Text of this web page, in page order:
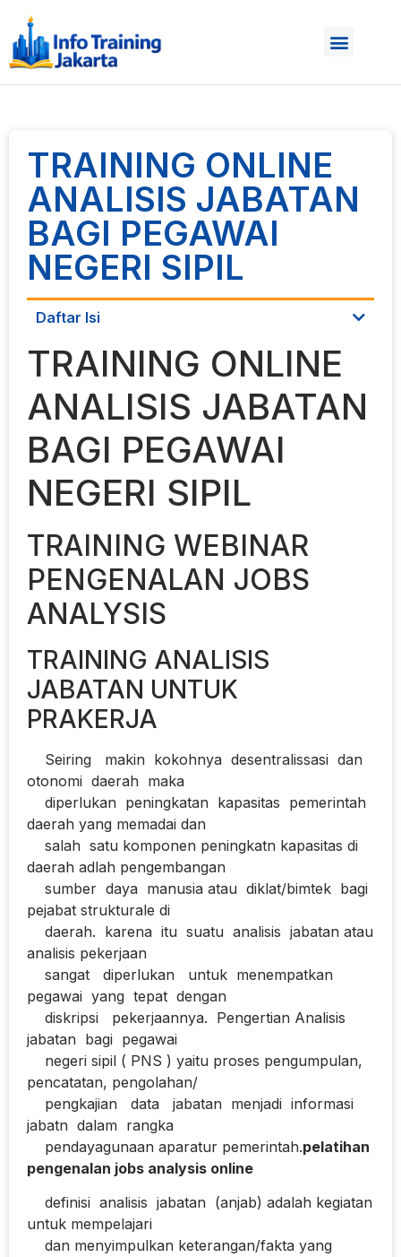
TRAINING ONLINE
ANALISIS JABATAN
BAGI PEGAWAI
NEGERI SIPIL
Daftar Isi
TRAINING ONLINE
ANALISIS JABATAN
BAGI PEGAWAI
NEGERI SIPIL
TRAINING WEBINAR
PENGENALAN JOBS
ANALYSIS
TRAINING ANALISIS
JABATAN UNTUK
PRAKERJA
Seiring makin kokohnya desentralissasi dan
otonomi daerah maka
diperlukan peningkatan kapasitas pemerintah
daerah yang memadai dan
salah satu komponen peningkatn kapasitas di
daerah adlah pengembangan
sumber daya manusia atau diklat/bimtek bagi
pejabat strukturale di
daerah. karena itu suatu analisis jabatan atau
analisis pekerjaan
sangat diperlukan untuk menempatkan
pegawai yang tepat dengan
diskripsi pekerjaannya. Pengertian Analisis
jabatan bagi pegawai
negeri sipil ( PNS ) yaitu proses pengumpulan,
pencatatan, pengolahan/
pengkajian data jabatan menjadi informasi
jabatn dalam rangka
pendayagunaan aparatur pemerintah.pelatihan
pengenalan jobs analysis online
definisi analisis jabatan (anjab) adalah kegiatan
untuk mempelajari
dan menyimpulkan keterangan/fakta yang